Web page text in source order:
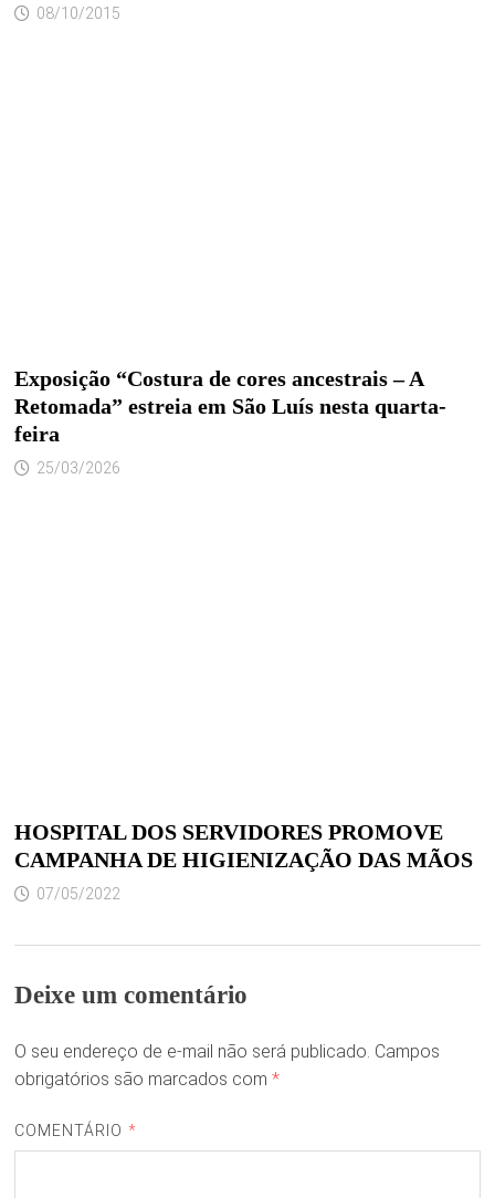
08/10/2015
Exposição “Costura de cores ancestrais – A
Retomada” estreia em São Luís nesta quarta-
feira
25/03/2026
HOSPITAL DOS SERVIDORES PROMOVE
CAMPANHA DE HIGIENIZAÇÃO DAS MÃOS
07/05/2022
Deixe um comentário
O seu endereço de e-mail não será publicado. Campos
obrigatórios são marcados com *
COMENTÁRIO *